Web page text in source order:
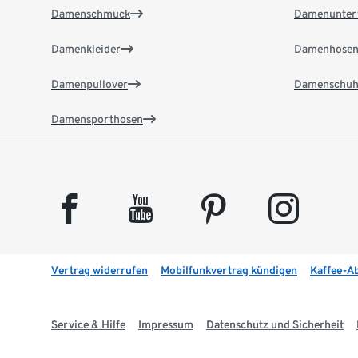
Damenschmuck
Damenkleider
Damenpullover
Damensporthosen
Damenhosen
facebook youtube pinterest instagram
Vertrag widerrufen Mobilfunkvertrag kündigen Kaffee-
Service & Hilfe Impressum Datenschutz und Sicherheit